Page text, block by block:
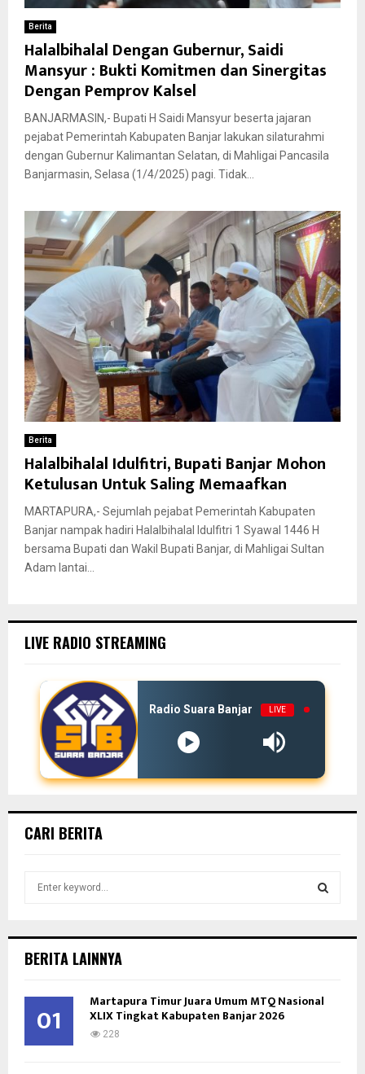
Berita
Halalbihalal Dengan Gubernur, Saidi
Mansyur : Bukti Komitmen dan Sinergitas
Dengan Pemprov Kalsel
BANJARMASIN,- Bupati H Saidi Mansyur beserta jajaran
pejabat Pemerintah Kabupaten Banjar lakukan silaturahmi
dengan Gubernur Kalimantan Selatan, di Mahligai Pancasila
Banjarmasin, Selasa (1/4/2025) pagi. Tidak...
Berita
Halalbihalal Idulfitri, Bupati Banjar Mohon
Ketulusan Untuk Saling Memaafkan
MARTAPURA,- Sejumlah pejabat Pemerintah Kabupaten
Banjar nampak hadiri Halalbihalal Idulfitri 1 Syawal 1446 H
bersama Bupati dan Wakil Bupati Banjar, di Mahligai Sultan
Adam lantai...
LIVE RADIO STREAMING
Radio Suara Banjar LIVE
CARI BERITA
h
o
BERITA LAINNYA
01 Martapura Timur Juara Umum MTQ Nasional
XLIX Tingkat Kabupaten Banjar 2026
228